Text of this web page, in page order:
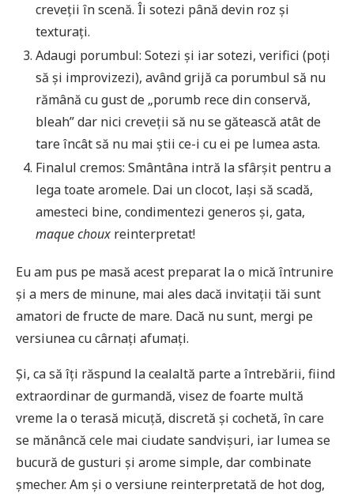
creveții în scenă. Îi sotezi până devin roz și
texturați.
Adaugi porumbul: Sotezi și iar sotezi, verifici (poți
să și improvizezi), având grijă ca porumbul să nu
rămână cu gust de „porumb rece din conservă,
bleah” dar nici creveții să nu se gătească atât de
tare încât să nu mai știi ce-i cu ei pe lumea asta.
Finalul cremos: Smântâna intră la sfârșit pentru a
lega toate aromele. Dai un clocot, lași să scadă,
amesteci bine, condimentezi generos și, gata,
maque choux reinterpretat!
Eu am pus pe masă acest preparat la o mică întrunire
și a mers de minune, mai ales dacă invitații tăi sunt
amatori de fructe de mare. Dacă nu sunt, mergi pe
versiunea cu cârnați afumați.
Și, ca să îți răspund la cealaltă parte a întrebării, fiind
extraordinar de gurmandă, visez de foarte multă
vreme la o terasă micuță, discretă și cochetă, în care
se mănâncă cele mai ciudate sandvișuri, iar lumea se
bucură de gusturi și arome simple, dar combinate
șmecher. Am și o versiune reinterpretată de hot dog,